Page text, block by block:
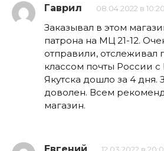
Гаврил 08.04.2022 в 10:20
Заказывал в этом
патрона на МЦ 21-12.
отправили, отслеживал
классом почты России
Якутска дошло за 4 дня.
доволен. Всем
магазин.
Евгений